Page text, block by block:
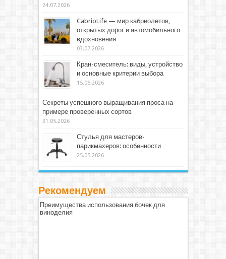
24.07.2026
CabrioLife — мир кабриолетов,
открытых дорог и автомобильного
вдохновения
03.07.2026
Кран-смеситель: виды, устройство
и основные критерии выбора
15.06.2026
Секреты успешного выращивания проса на
примере проверенных сортов
31.05.2026
Стулья для мастеров-
парикмахеров: особенности
25.05.2026
Рекомендуем
Преимущества использования бочек для
виноделия